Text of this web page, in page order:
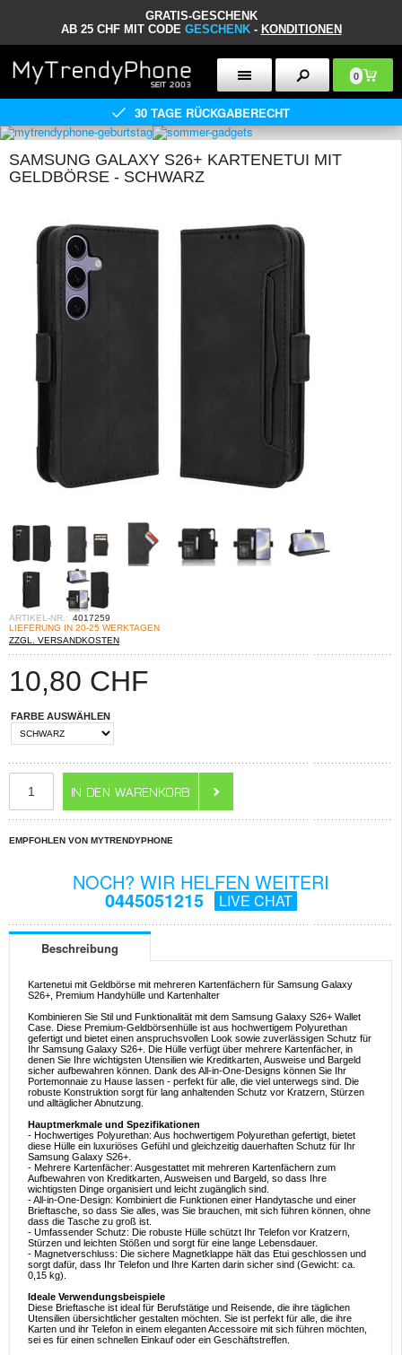
GRATIS-GESCHENK
AB 25 CHF MIT CODE GESCHENK- KONDITIONEN
0
30 TAGE RÜCKGABERECHT
SAMSUNG GALAXY S26+ KARTENETUI MIT
GELDBÖRSE - SCHWARZ
ARTIKEL-NR.: 4017259
LIEFERUNG IN 20-25 WERKTAGEN
ZZGL. VERSANDKOSTEN
10,80 CHF
FARBE AUSWÄHLEN
EMPFOHLEN VON MYTRENDYPHONE
NOCH? WIR HELFEN WEITERI
0445051215 LIVE CHAT
Beschreibung
Kartenetui mit Geldbörse mit mehreren Kartenfächern für Samsung Galaxy
S26+, Premium Handyhülle und Kartenhalter
Kombinieren Sie Stil und Funktionalität mit dem Samsung Galaxy S26+ Wallet
Case. Diese Premium-Geldbörsenhülle ist aus hochwertigem Polyurethan
gefertigt und bietet einen anspruchsvollen Look sowie zuverlässigen Schutz für
Ihr Samsung Galaxy S26+. Die Hülle verfügt über mehrere Kartenfächer, in
denen Sie Ihre wichtigsten Utensilien wie Kreditkarten, Ausweise und Bargeld
sicher aufbewahren können. Dank des All-in-One-Designs können Sie Ihr
Portemonnaie zu Hause lassen - perfekt für alle, die viel unterwegs sind. Die
robuste Konstruktion sorgt für lang anhaltenden Schutz vor Kratzern, Stürzen
und alltäglicher Abnutzung.
Hauptmerkmale und Spezifikationen
- Hochwertiges Polyurethan: Aus hochwertigem Polyurethan gefertigt, bietet
diese Hülle ein luxuriöses Gefühl und gleichzeitig dauerhaften Schutz für Ihr
Samsung Galaxy S26+.
- Mehrere Kartenfächer: Ausgestattet mit mehreren Kartenfächern zum
Aufbewahren von Kreditkarten, Ausweisen und Bargeld, so dass Ihre
wichtigsten Dinge organisiert und leicht zugänglich sind.
- All-in-One-Design: Kombiniert die Funktionen einer Handytasche und einer
Brieftasche, so dass Sie alles, was Sie brauchen, mit sich führen können, ohne
dass die Tasche zu groß ist.
- Umfassender Schutz: Die robuste Hülle schützt Ihr Telefon vor Kratzern,
Stürzen und leichten Stößen und sorgt für eine lange Lebensdauer.
- Magnetverschluss: Die sichere Magnetklappe hält das Etui geschlossen und
sorgt dafür, dass Ihr Telefon und Ihre Karten darin sicher sind (Gewicht: ca.
0,15 kg).
Ideale Verwendungsbeispiele
Diese Brieftasche ist ideal für Berufstätige und Reisende, die ihre täglichen
Utensilien übersichtlicher gestalten möchten. Sie ist perfekt für alle, die ihre
Karten und ihr Telefon in einem eleganten Accessoire mit sich führen möchten,
sei es für einen schnellen Einkauf oder ein Geschäftstreffen.